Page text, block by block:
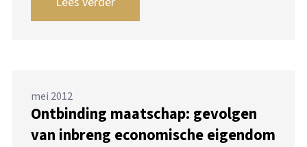
mei 2012
Ontbinding maatschap: gevolgen
van inbreng economische eigendom